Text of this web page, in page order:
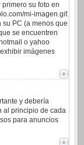
su foto en
mi-imagen.gif.
PC (a menos que
se encuentren
o yahoo
imágenes
y debería
al principio de cada
para anuncios